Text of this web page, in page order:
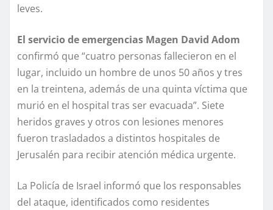
leves.
El servicio de emergencias Magen David Adom
confirmó que “cuatro personas fallecieron en el
lugar, incluido un hombre de unos 50 años y tres
en la treintena, además de una quinta víctima que
murió en el hospital tras ser evacuada”. Siete
heridos graves y otros con lesiones menores
fueron trasladados a distintos hospitales de
Jerusalén para recibir atención médica urgente.
La Policía de Israel informó que los responsables
del ataque, identificados como residentes